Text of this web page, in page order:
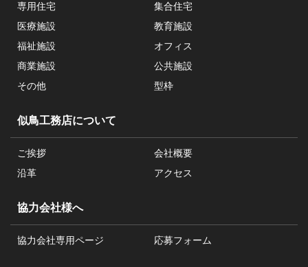
専用住宅
集合住宅
医療施設
教育施設
福祉施設
オフィス
商業施設
公共施設
その他
型枠
似鳥工務店について
ご挨拶
会社概要
沿革
アクセス
協力会社様へ
協力会社専用ページ 応募フォーム